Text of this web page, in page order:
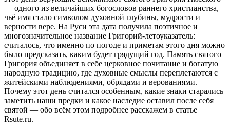
— одного из величайших богословов раннего христианства,
чьё имя стало символом духовной глубины, мудрости и
верности вере. На Руси эта дата получила поэтичное и
многозначительное название Григорий-летоуказатель:
считалось, что именно по погоде и приметам этого дня можно
было предсказать, каким будет грядущий год. Память святого
Григория объединяет в себе церковное почитание и богатую
народную традицию, где духовные смыслы переплетаются с
житейскими наблюдениями, обрядами и верованиями.
Почему этот день считался особенным, какие знаки старались
заметить наши предки и какое наследие оставил после себя
святой — обо всём этом подробнее расскажем в статье
Rsute.ru.